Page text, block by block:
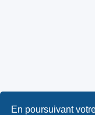
En poursuivant